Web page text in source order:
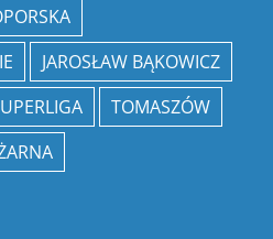
JAROSŁAW BĄKOWICZ
TOMASZÓW